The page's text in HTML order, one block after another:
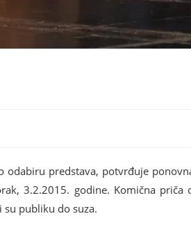
predstava, potvrđuje
3.2.2015. godine. Komična
publiku do suza.